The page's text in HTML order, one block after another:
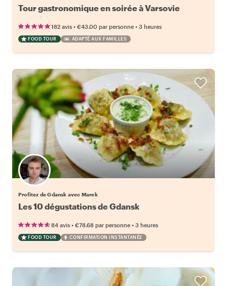
Tour gastronomique en soirée à Varsovie
182 avis • €43.00 par personne • 3 heures
FOOD TOUR ADAPTÉ AUX FAMILLES
Profitez de Gdansk avec Marek
Les 10 dégustations de Gdansk
84 avis • €78.68 par personne • 3 heures
FOOD TOUR CONFIRMATION INSTANTANÉE